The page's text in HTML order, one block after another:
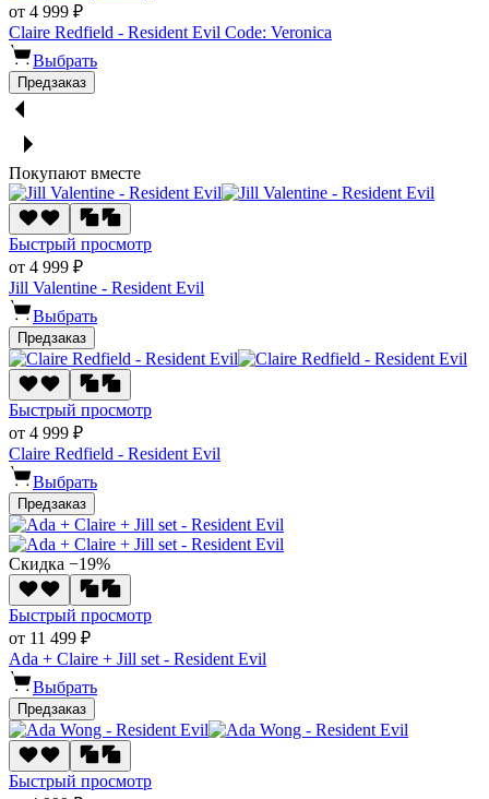
от 4 999 ₽
Claire Redfield - Resident Evil Code: Veronica
Выбрать
Предзаказ
Покупают вместе
Быстрый просмотр
от 4 999 ₽
Jill Valentine - Resident Evil
Выбрать
Предзаказ
Быстрый просмотр
от 4 999 ₽
Claire Redfield - Resident Evil
Выбрать
Предзаказ
Скидка −19%
Быстрый просмотр
от 11 499 ₽
Ada + Claire + Jill set - Resident Evil
Выбрать
Предзаказ
Быстрый просмотр